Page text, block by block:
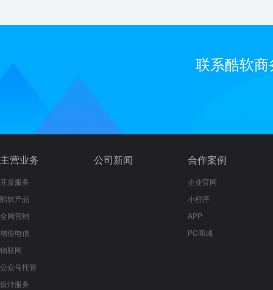
联系酷软
主营业务
开发服务
酷软产品
全网营销
增值电信
物联网
公众号托管
设计服务
公司新闻 合作案例
企业官网
小程序
APP
PC商城